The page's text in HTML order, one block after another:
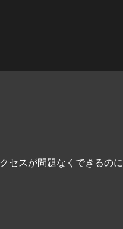
セスが問題なくできるのに